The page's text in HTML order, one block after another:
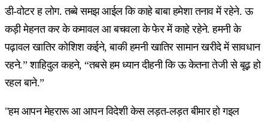
डी-वोटर ह लोग. तब्बे समझ आईल कि काहे बाबा हमेशा तनाव में रहेने. ऊ
कड़ी मेहनत कर के कमावल आ बचवला के फेर में काहे रहेने. हमनी के
पढ़ावल खातिर कोशिश कईने, बाकी हमनी खातिर सामान खरीदे में सावधान
रहने.” शाहिदुल कहने, “तबसे हम ध्यान दीहनी कि ऊ केतना तेजी से बूढ़ हो
रहल बाने.”
"हम आपन मेहरारू आ आपन विदेशी केस लड़त-लड़त बीमार हो गइल